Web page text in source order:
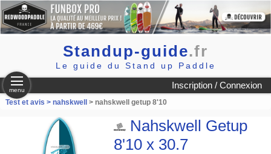
Standup-guide.fr
Le guide du Stand up Paddle
Inscription / Connexion
menu
Test et avis > nahskwell > nahskwell getup 8'10
Nahskwell Getup
8'10 x 30.7